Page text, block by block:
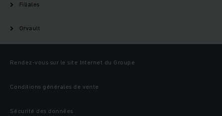
Filiales
Orvault
Rendez-vous sur le site Internet du Groupe
Conditions générales de vente
Sécurité des données